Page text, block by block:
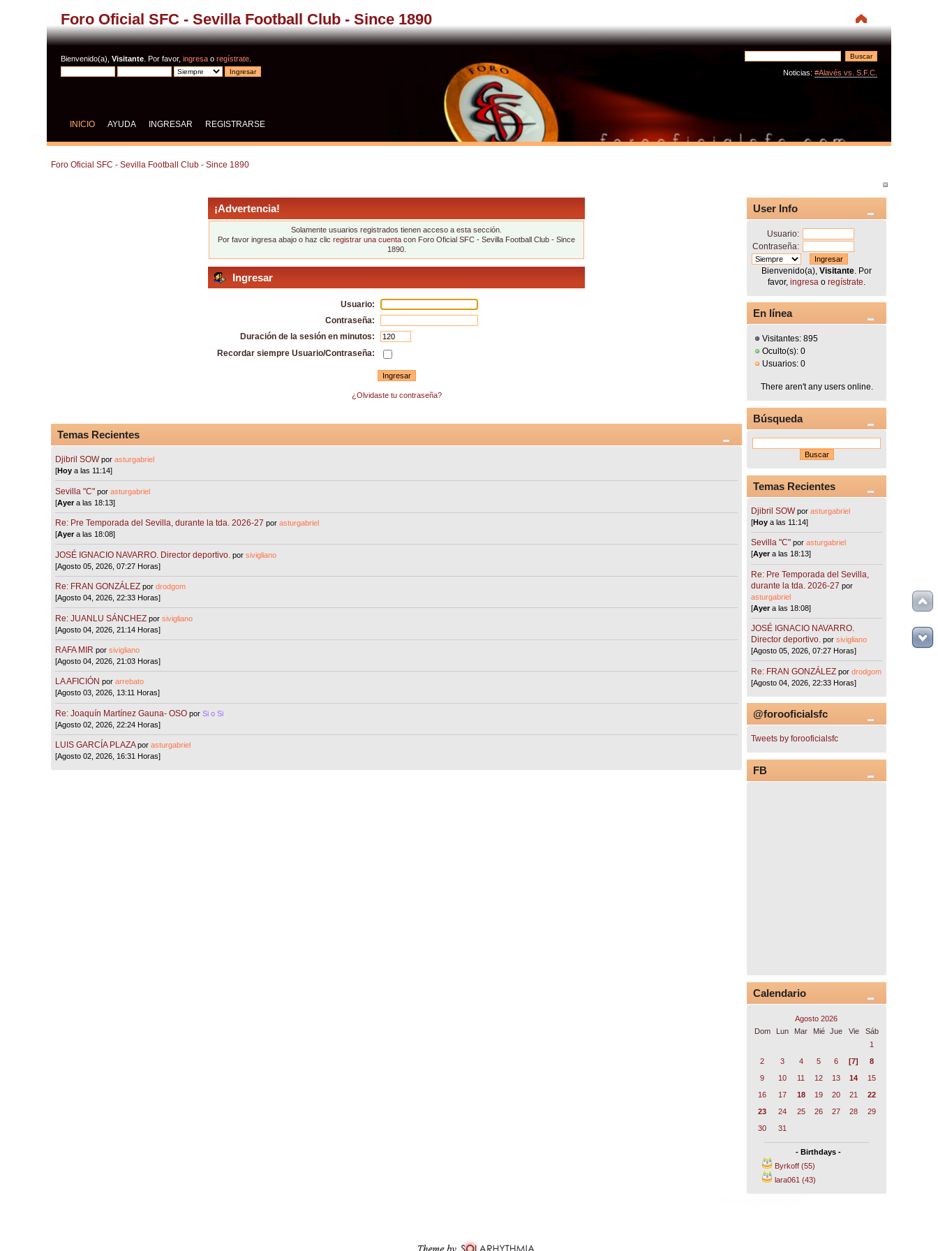
Foro Oficial SFC - Sevilla Football Club - Since 1890
Bienvenido(a),Visitante . Por favor,ingresa oregístrate
Noticias: #Alavés vs. S.F.C.
INICIO AYUDA INGRESAR REGISTRARSE
Foro Oficial SFC - Sevilla Football Club - Since 1890
¡Advertencia!
Solamente usuarios registrados tienen acceso a esta sección.
Por favor ingresa abajo o haz clicregistrar una cuenta con Foro Oficial SFC - Sevilla Football Club - Since
1890.
Ingresar
Usuario:
Contraseña:
Duración de la sesión en minutos:
Recordar siempre Usuario/Contraseña:
¿Olvidaste tu contraseña?
Temas Recientes
Djibril SOW porasturgabriel
[Hoy a las 11:14]
Sevilla "C"porasturgabriel
[Ayera las 18:13]
Re: Pre Temporada del Sevilla, durante la tda. 2026-27 porasturgabriel
[Ayera las 18:08]
JOSÉ IGNACIO NAVARRO. Director deportivo. porsivigliano
[Agosto 05, 2026, 07:27 Horas]
Re: FRAN GONZÁLEZ pordrodgom
[Agosto 04, 2026, 22:33 Horas]
Re: JUANLU SÁNCHEZ porsivigliano
[Agosto 04, 2026, 21:14 Horas]
RAFA MIR porsivigliano
[Agosto 04, 2026, 21:03 Horas]
LA AFICIÓN porarrebato
[Agosto 03, 2026, 13:11 Horas]
Re: Joaquín Martínez Gauna- OSO porSi o Si
[Agosto 02, 2026, 22:24 Horas]
LUIS GARCÍA PLAZA porasturgabriel
[Agosto 02, 2026, 16:31 Horas]
User Info
Usuario:
Contraseña:
Bienvenido(a),Visitante . Por
favor,ingresa oregístrate
En línea
Visitantes: 895
Oculto(s): 0
Usuarios: 0
There aren't any users online.
Búsqueda
Temas Recientes
Djibril SOW porasturgabriel
[Hoy a las 11:14]
Sevilla "C"porasturgabriel
[Ayera las 18:13]
Re: Pre Temporada del Sevilla,
durante la tda. 2026-27 por
asturgabriel
[Ayera las 18:08]
JOSÉ IGNACIO NAVARRO.
Director deportivo. porsivigliano
[Agosto 05, 2026, 07:27 Horas]
Re: FRAN GONZÁLEZ pordrodgom
[Agosto 04, 2026, 22:33 Horas]
@forooficialsfc
Tweets by forooficialsfc
FB
Calendario
Agosto 2026
Dom
Lun Mar Mié Jue Vie
Sáb
1
2
3 4 5 6 [7]
8
9
10 11 12 13 14
15
16
17 18 19 20 21
22
23
24 25 26 27 28
29
30
31
- Birthdays -
Byrkoff (55)
lara061 (43)